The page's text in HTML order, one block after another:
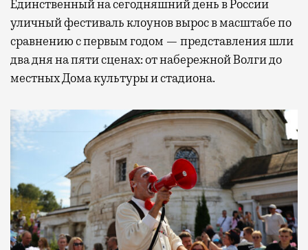
Единственный на сегодняшний день в России
уличный фестиваль клоунов вырос в масштабе по
сравнению с первым годом — представления шли
два дня на пяти сценах: от набережной Волги до
местных Дома культуры и стадиона.